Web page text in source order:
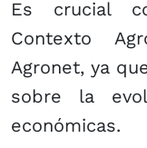
Es crucial
Contexto
Agronet, ya
sobre la
económicas.